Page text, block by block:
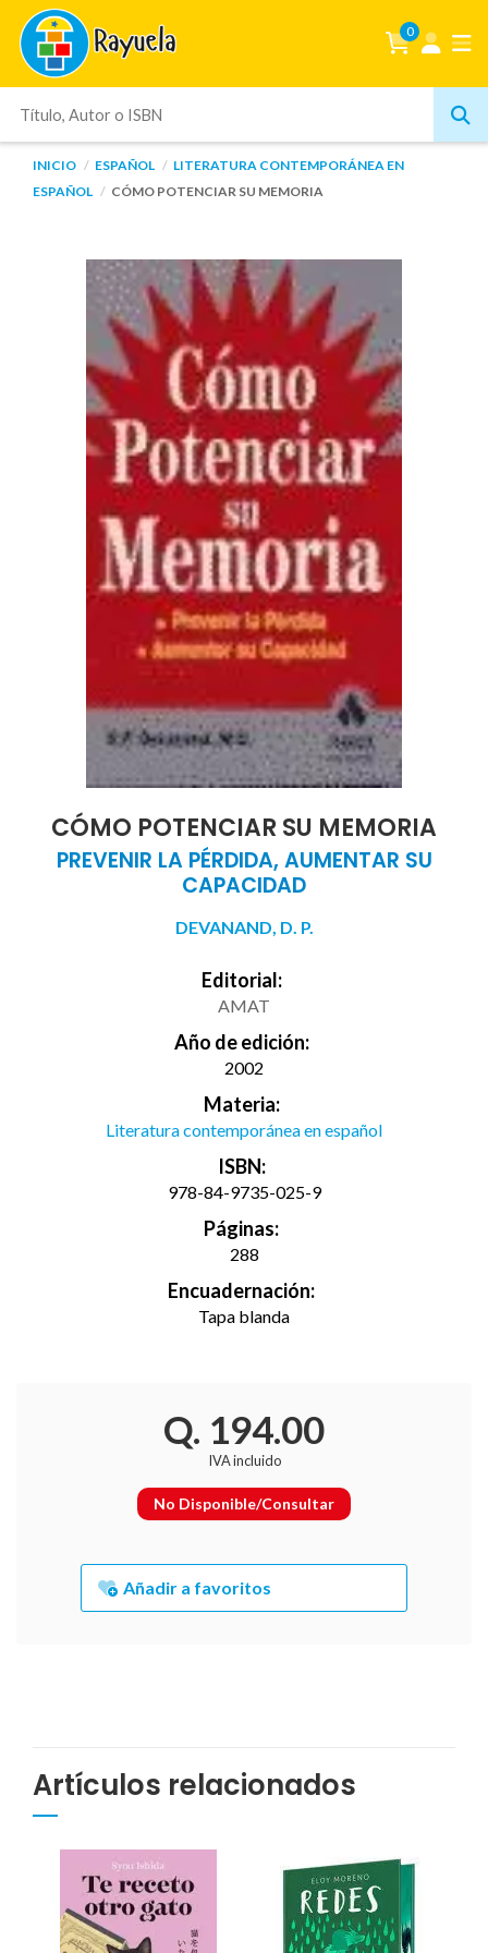
0
INICIO ESPAÑOL
LITERATURA CONTEMPORÁNEA EN
ESPAÑOL
CÓMO POTENCIAR SU MEMORIA
CÓMO POTENCIAR SU MEMORIA
PREVENIR LA PÉRDIDA, AUMENTAR SU
CAPACIDAD
DEVANAND, D. P.
Editorial:
AMAT
Año de edición:
2002
Materia:
Literatura contemporánea en español
ISBN:
978-84-9735-025-9
Páginas:
288
Encuadernación:
Tapa blanda
Q. 194.00
IVA incluido
No Disponible/Consultar
Añadir a favoritos
Artículos relacionados